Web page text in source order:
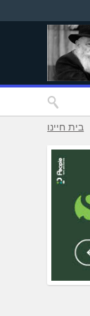
בית חיינו